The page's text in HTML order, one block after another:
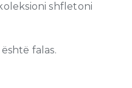
shfletoni
falas.